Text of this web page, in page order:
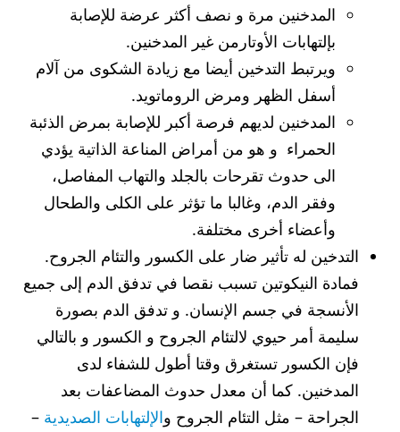
المدخنين مرة و نصف أكثر عرضة للإصابة
بإلتهابات الأوتارمن غير المدخنين.
ويرتبط التدخين أيضا مع زيادة الشكوى من آلام
أسفل الظهر ومرض الروماتويد.
المدخنين لديهم فرصة أكبر للإصابة بمرض الذئبة
الحمراء و هو من أمراض المناعة الذاتية يؤدي
الى حدوث تقرحات بالجلد والتهاب المفاصل،
وفقر الدم، وغالبا ما تؤثر على الكلى والطحال
وأعضاء أخرى مختلفة.
التدخين له تأثير ضار على الكسور والتئام الجروح.
فمادة النيكوتين تسبب نقصا في تدفق الدم إلى جميع
الأنسجة في جسم الإنسان. و تدفق الدم بصورة
سليمة أمر حيوي لالتئام الجروح و الكسور و بالتالي
فإن الكسور تستغرق وقتا أطول للشفاء لدى
المدخنين. كما أن معدل حدوث المضاعفات بعد
الجراحة – مثل التئام الجروح والإلتهابات الصديدية–